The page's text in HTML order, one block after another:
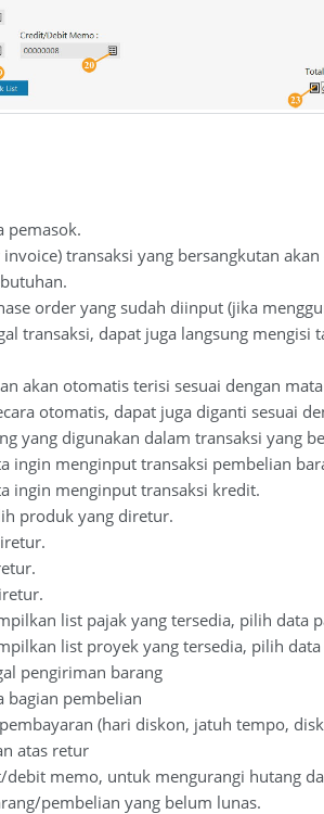
pemasok.
transaksi yang bersangkutan
order yang sudah diinput (jika
transaksi, dapat juga langsung mengisi
akan otomatis terisi sesuai dengan
otomatis, dapat juga diganti sesuai
yang digunakan dalam transaksi yang
ingin menginput transaksi pembelian
ingin menginput transaksi kredit.
produk yang diretur.
list pajak yang tersedia, pilih data
list proyek yang tersedia, pilih
pengiriman barang
bagian pembelian
(hari diskon, jatuh tempo,
atas retur
memo, untuk mengurangi hutang
pembelian yang belum lunas.